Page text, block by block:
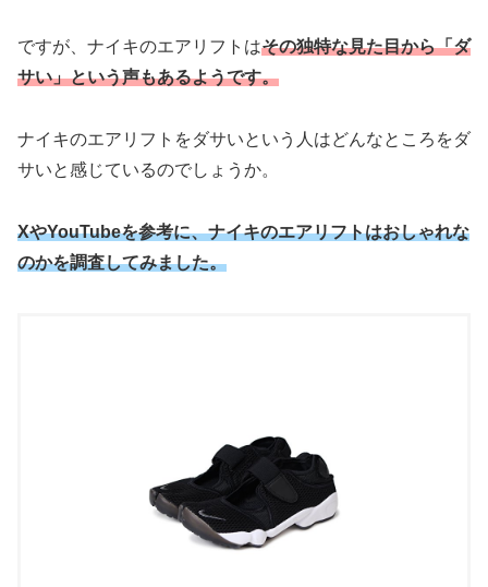
ですが、ナイキのエアリフトはその独特な見た目から「ダ
サい」という声もあるようです。
ナイキのエアリフトをダサいという人はどんなところをダ
サいと感じているのでしょうか。
XやYouTubeを参考に、ナイキのエアリフトはおしゃれな
のかを調査してみました。